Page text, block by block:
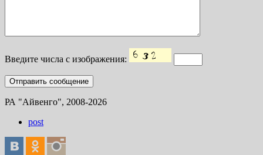
Введите числа с изображения:
РА "Айвенго", 2008-2026
post